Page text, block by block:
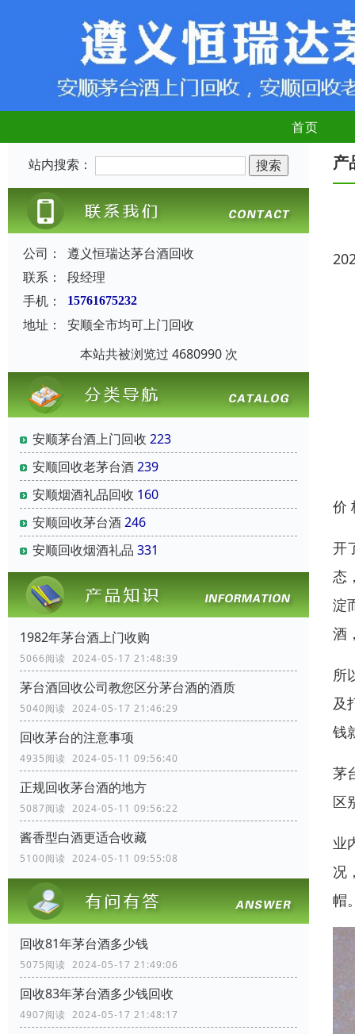
首页
站内搜索：
公司：
遵义恒瑞达茅台酒回收
联系：
段经理
手机：
15761675232
地址：
安顺全市均可上门回收
本站共被浏览过 4680990 次
安顺茅台酒上门回收 223
安顺回收老茅台酒239
安顺烟酒礼品回收 160
安顺回收茅台酒246
安顺回收烟酒礼品 331
1982年茅台酒上门收购
5066阅读 2024-05-17 21:48:39
茅台酒回收公司教您区分茅台酒的酒质
5040阅读 2024-05-17 21:46:29
回收茅台的注意事项
4935阅读 2024-05-11 09:56:40
正规回收茅台酒的地方
5087阅读 2024-05-11 09:56:22
酱香型白酒更适合收藏
5100阅读 2024-05-11 09:55:08
回收81年茅台酒多少钱
5075阅读 2024-05-17 21:49:06
回收83年茅台酒多少钱回收
4907阅读 2024-05-17 21:48:17
产
价
开
态
淀
酒
所
及
钱
茅
区
业
况
帽